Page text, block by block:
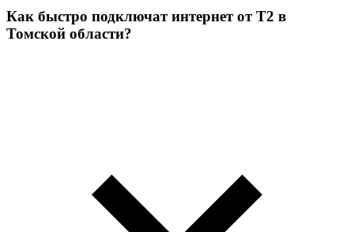
Как быстро подключат интернет от Т2 в
Томской области?